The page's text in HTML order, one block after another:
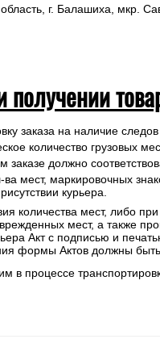
г. Балашиха, мкр.
получении
заказа на наличие
количество грузовых
должно
мест, маркировочных
курьера.
количества мест, либо
мест, а также
Акт с подписью и
формы Актов должны
в процессе